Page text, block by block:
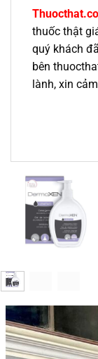
thuốc thật
quý khách
bên
lành, xin